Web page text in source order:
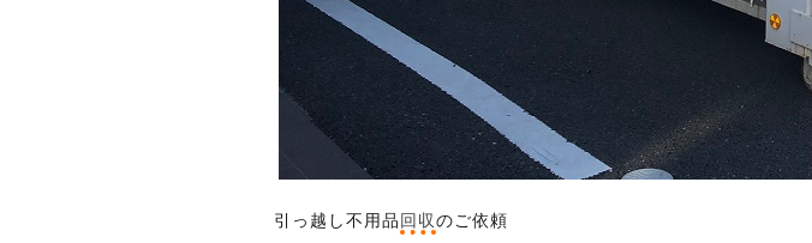
引っ越し不用品 回収のご依頼